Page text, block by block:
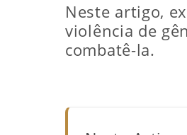
Neste artigo,
violência de
combatê-la.